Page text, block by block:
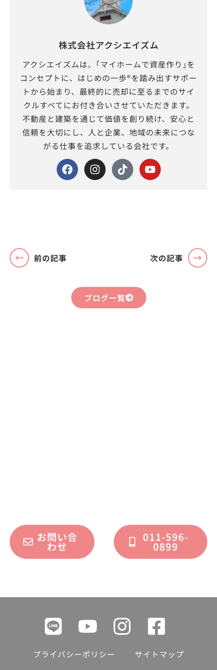
株式会社アクシエイズム
アクシエイズムは、｢マイホームで資産作り｣を
コンセプトに、はじめの一歩®を踏み出すサポー
トから始まり、最終的に売却に至るまでのサイ
クルすべてにお付き合いさせていただきます。
不動産と建築を通じて価値を創り続け、安心と
信頼を大切にし、人と企業、地域の未来につな
がる仕事を追求している会社です。
前の記事 次の記事
ブログ一覧
お問い合
わせ
011-596-
0899
プライバシーポリシー サイトマップ